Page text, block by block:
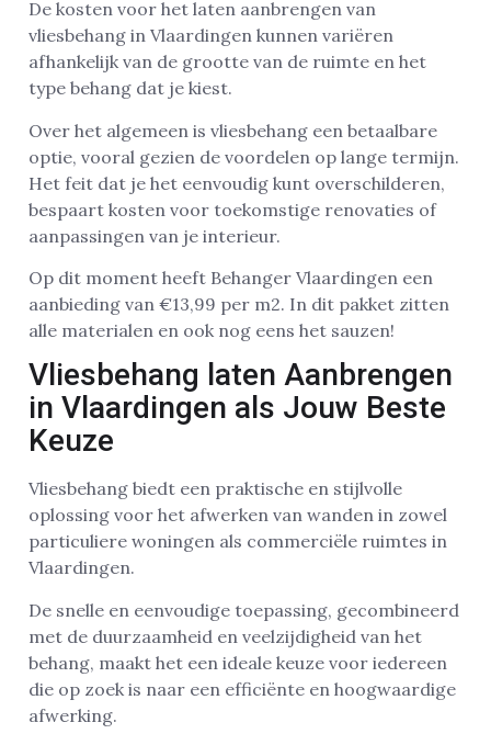
De kosten voor het laten aanbrengen van
vliesbehang in Vlaardingen kunnen variëren
afhankelijk van de grootte van de ruimte en het
type behang dat je kiest.
Over het algemeen is vliesbehang een betaalbare
optie, vooral gezien de voordelen op lange termijn.
Het feit dat je het eenvoudig kunt overschilderen,
bespaart kosten voor toekomstige renovaties of
aanpassingen van je interieur.
Op dit moment heeft Behanger Vlaardingen een
aanbieding van €13,99 per m2. In dit pakket zitten
alle materialen en ook nog eens het sauzen!
Vliesbehang laten Aanbrengen
in Vlaardingen als Jouw Beste
Keuze
Vliesbehang biedt een praktische en stijlvolle
oplossing voor het afwerken van wanden in zowel
particuliere woningen als commerciële ruimtes in
Vlaardingen.
De snelle en eenvoudige toepassing, gecombineerd
met de duurzaamheid en veelzijdigheid van het
behang, maakt het een ideale keuze voor iedereen
die op zoek is naar een efficiënte en hoogwaardige
afwerking.